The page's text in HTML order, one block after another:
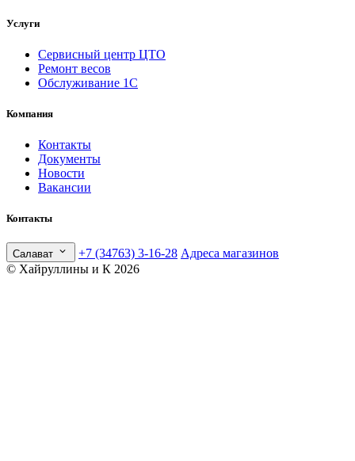
Услуги
Сервисный центр ЦТО
Ремонт весов
Обслуживание 1С
Компания
Контакты
Документы
Новости
Вакансии
Контакты
Салават +7 (34763) 3-16-28 Адреса магазинов
© Хайруллины и К 2026